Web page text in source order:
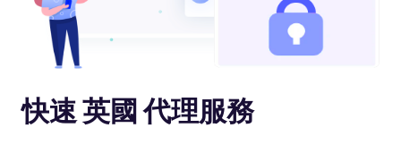
快速 英國 代理服務